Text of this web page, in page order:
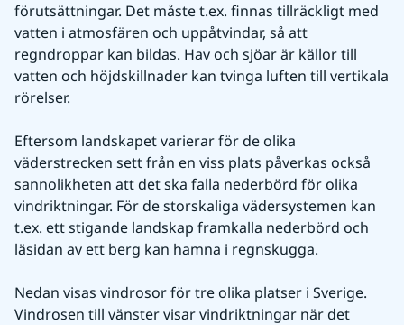
förutsättningar. Det måste t.ex. finnas tillräckligt med
vatten i atmosfären och uppåtvindar, så att
regndroppar kan bildas. Hav och sjöar är källor till
vatten och höjdskillnader kan tvinga luften till vertikala
rörelser.
Eftersom landskapet varierar för de olika
väderstrecken sett från en viss plats påverkas också
sannolikheten att det ska falla nederbörd för olika
vindriktningar. För de storskaliga vädersystemen kan
t.ex. ett stigande landskap framkalla nederbörd och
läsidan av ett berg kan hamna i regnskugga.
Nedan visas vindrosor för tre olika platser i Sverige.
Vindrosen till vänster visar vindriktningar när det